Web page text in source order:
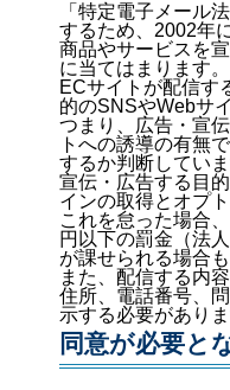
「特定電子メール
するため、2002年
商品やサービスを
に当てはまります。
ECサイトが配信す
的のSNSやWebサ
つまり、広告・宣
トへの誘導の有無
するか判断していま
宣伝・広告する目
インの取得とオプ
これを怠った場合
円以下の罰金（法
が課せられる場合も
また、配信する内
住所、電話番号、
示する必要がありま
同意が必要と